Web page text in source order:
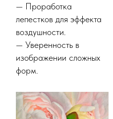
— Проработка
лепестков для эффекта
воздушности.
— Уверенность в
изображении сложных
форм.